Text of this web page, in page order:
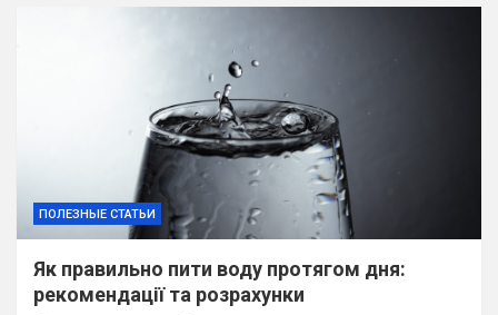
ПОЛЕЗНЫЕ СТАТЬИ
Як правильно пити воду протягом дня:
рекомендації та розрахунки